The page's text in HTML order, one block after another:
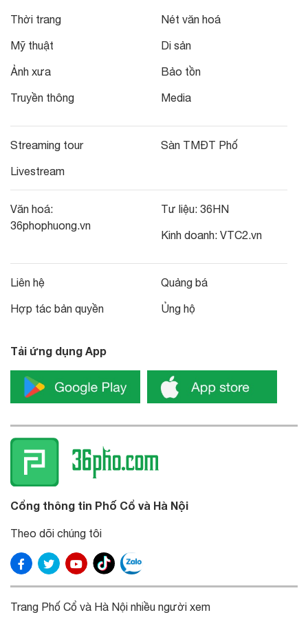
Thời trang
Mỹ thuật
Ảnh xưa
Truyền thông
Nét văn hoá
Di sản
Bảo tồn
Media
Streaming tour
Livestream
Sàn TMĐT Phố
Văn hoá:
36phophuong.vn
Tư liệu: 36HN
Kinh doanh: VTC2.vn
Liên hệ
Hợp tác bản quyền
Quảng bá
Ủng hộ
Tải ứng dụng App
Cổng thông tin Phố Cổ và Hà Nội
Theo dõi chúng tôi
Trang Phố Cổ và Hà Nội nhiều người xem